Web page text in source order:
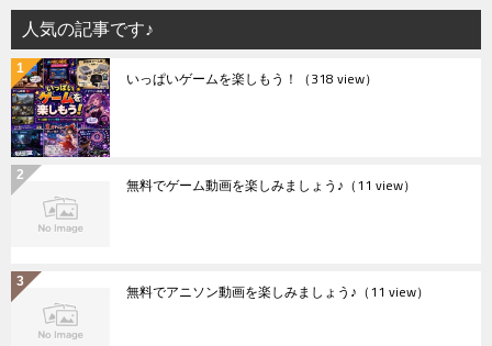
人気の記事です♪
いっぱいゲームを楽しもう！ （318 view）
無料でゲーム動画を楽しみましょう♪ （11 view）
無料でアニソン動画を楽しみましょう♪ （11 view）